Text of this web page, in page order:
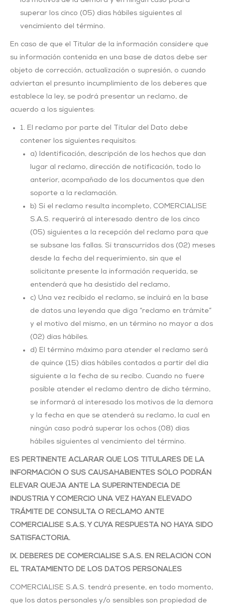
superar los cinco (05) días hábiles siguientes al
vencimiento del término.
En caso de que el Titular de la información considere que
su información contenida en una base de datos debe ser
objeto de corrección, actualización o supresión, o cuando
adviertan el presunto incumplimiento de los deberes que
establece la ley, se podrá presentar un reclamo, de
acuerdo a los siguientes:
1. El reclamo por parte del Titular del Dato debe
contener los siguientes requisitos:
a) Identificación, descripción de los hechos que dan
lugar al reclamo, dirección de notificación, todo lo
anterior, acompañado de los documentos que den
soporte a la reclamación.
b) Si el reclamo resulta incompleto, COMERCIALISE
S.A.S. requerirá al interesado dentro de los cinco
(05) siguientes a la recepción del reclamo para que
se subsane las fallas. Si transcurridos dos (02) meses
desde la fecha del requerimiento, sin que el
solicitante presente la información requerida, se
entenderá que ha desistido del reclamo,
c) Una vez recibido el reclamo, se incluirá en la base
de datos una leyenda que diga “reclamo en trámite”
y el motivo del mismo, en un término no mayor a dos
(02) días hábiles.
d) El término máximo para atender el reclamo será
de quince (15) días hábiles contados a partir del día
siguiente a la fecha de su recibo. Cuando no fuere
posible atender el reclamo dentro de dicho término,
se informará al interesado los motivos de la demora
y la fecha en que se atenderá su reclamo, la cual en
ningún caso podrá superar los ochos (08) días
hábiles siguientes al vencimiento del término.
ES PERTINENTE ACLARAR QUE LOS TITULARES DE LA
INFORMACIÓN O SUS CAUSAHABIENTES SÓLO PODRÁN
ELEVAR QUEJA ANTE LA SUPERINTENDECIA DE
INDUSTRIA Y COMERCIO UNA VEZ HAYAN ELEVADO
TRÁMITE DE CONSULTA O RECLAMO ANTE
COMERCIALISE S.A.S. Y CUYA RESPUESTA NO HAYA SIDO
SATISFACTORIA.
IX. DEBERES DE COMERCIALISE S.A.S. EN RELACIÓN CON
EL TRATAMIENTO DE LOS DATOS PERSONALES
COMERCIALISE S.A.S. tendrá presente, en todo momento,
que los datos personales y/o sensibles son propiedad de